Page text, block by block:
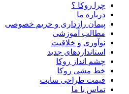
چرا روکا ؟
درباره ما
پیمان رازداری و حریم خصوصی
مطالب آموزشی
نوآوری و خلاقیت
استانداردهای جدید
چشم انداز روکا
خط مشی روکا
قیمت طراحی سایت
تماس با ما